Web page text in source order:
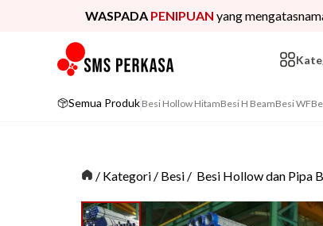
WASPADA PENIPUAN yang
Semua Produk Besi Hollow HitamBesi H BeamBesi WF
/ Kategori / Besi / Besi Hollow dan Pipa